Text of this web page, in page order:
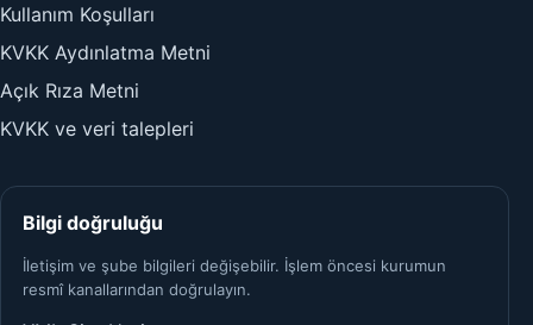
Kullanım Koşulları
KVKK Aydınlatma Metni
Açık Rıza Metni
KVKK ve veri talepleri
Bilgi doğruluğu
İletişim ve şube bilgileri değişebilir. İşlem öncesi kurumun
resmî kanallarından doğrulayın.